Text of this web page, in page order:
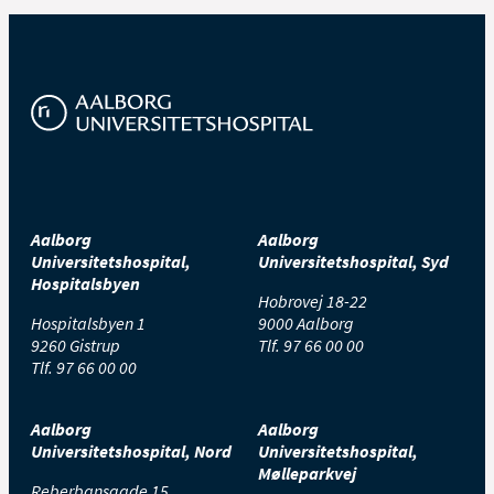
Aalborg
Universitetshospital,
Hospitalsbyen
Hospitalsbyen 1
9260 Gistrup
Tlf. 97 66 00 00
Aalborg
Universitetshospital, Syd
Hobrovej 18-22
9000 Aalborg
Tlf. 97 66 00 00
Aalborg
Universitetshospital, Nord
Aalborg
Universitetshospital,
Mølleparkvej